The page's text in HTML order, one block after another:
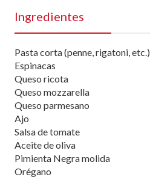
Ingredientes
Pasta corta (penne, rigatoni, etc.)
Espinacas
Queso ricota
Queso mozzarella
Queso parmesano
Ajo
Salsa de tomate
Aceite de oliva
Pimienta Negra molida
Orégano